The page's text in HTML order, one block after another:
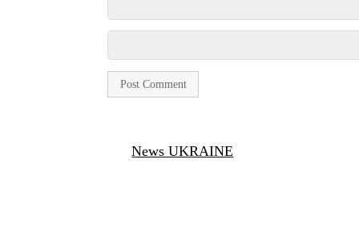
News UKRAINE